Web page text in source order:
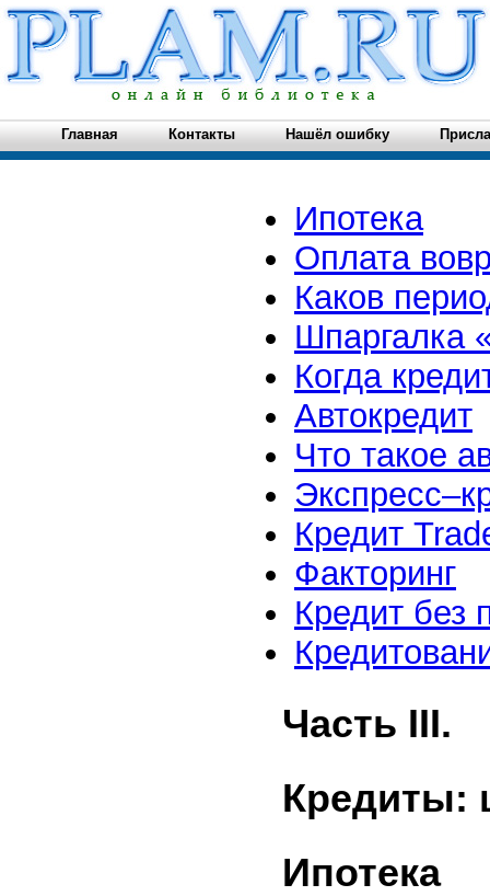
Главная Контакты Нашёл ошибку
Ипотека
Оплата
Каков
Шпаргалка
Когда
Автокредит
Что такое
Кредит
Факторинг
Кредит без
Часть III.
Кредиты:
Ипотека